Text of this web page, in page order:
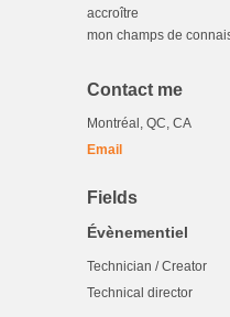
accroître
mon champs de
Contact me
Montréal, QC, CA
Email
Fields
Évènementiel
Technician / Creator
Technical director